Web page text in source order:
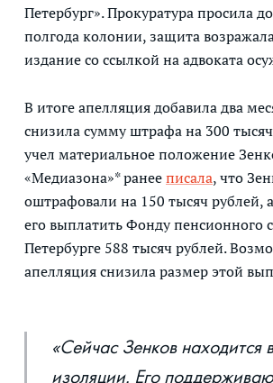
Петербург». Прокуратура просила
полгода колонии, защита
издание со ссылкой на адвоката
В итоге апелляция добавила два
снизила сумму штрафа на 300
учел материальное положение
«Медиазона»* ранееписала, что
оштрафовали на 150 тысяч рублей,
его выплатить Фонду пенсионного
Петербурге 588 тысяч рублей.
апелляция снизила размер этой
«Сейчас Зенков находится
изоляции. Его